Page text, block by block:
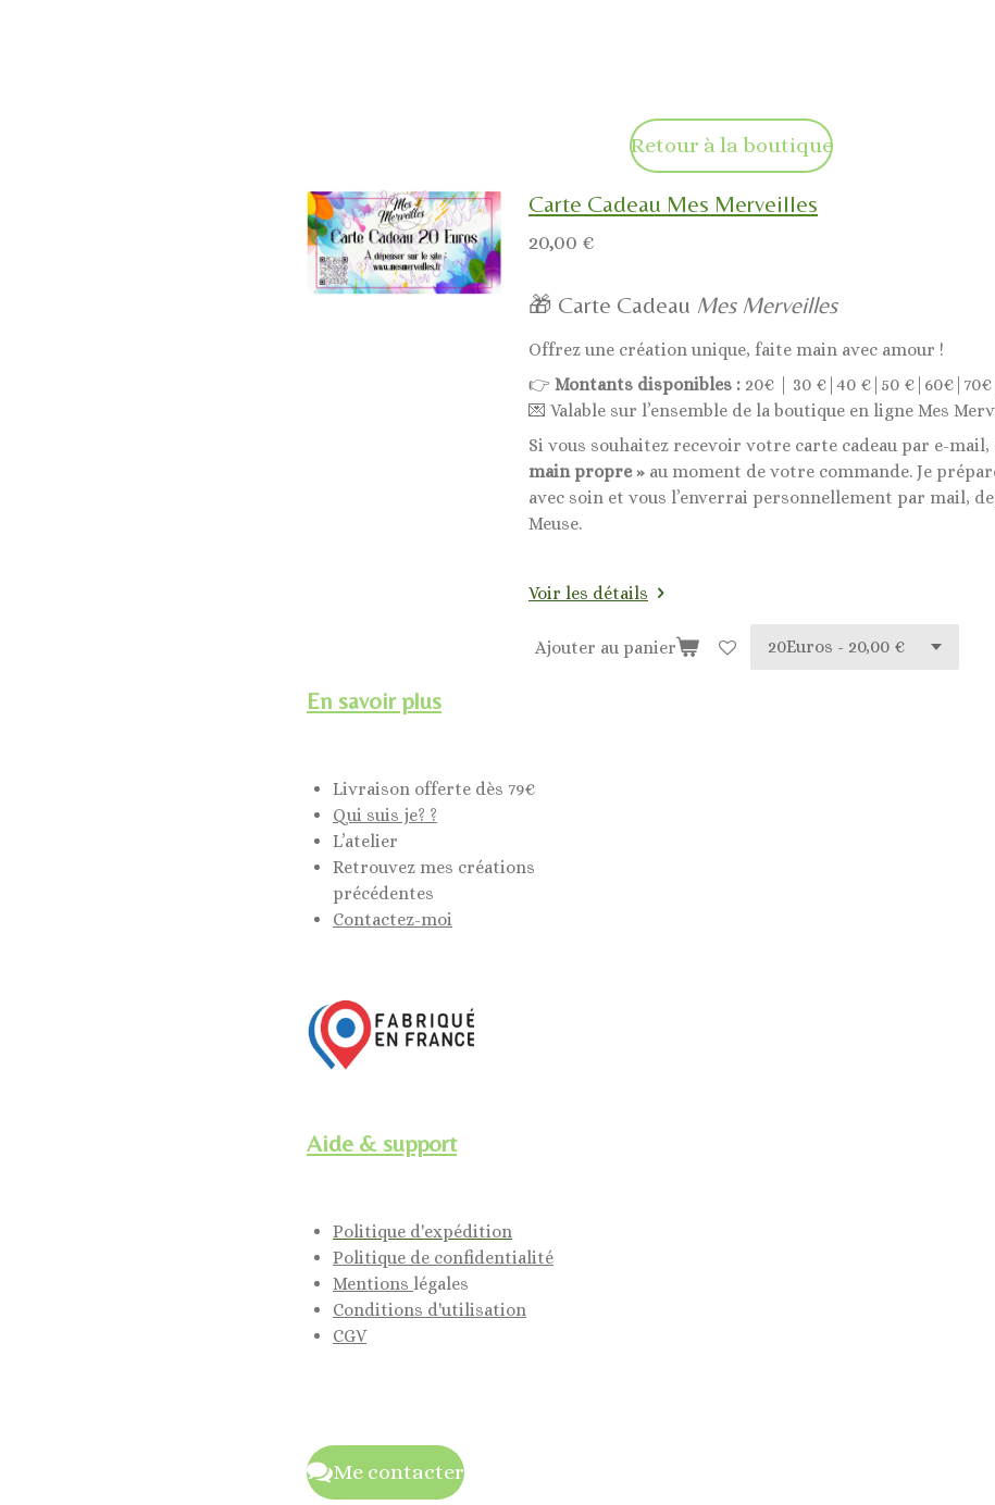
Retour à la boutique
Carte Cadeau Mes Merveilles
20,00 €
🎁 Carte Cadeau Mes Merveilles
Offrez une création unique, faite main avec amour !
👉 Montants disponibles : 20€ | 30 €|40 €|50
💌 Valable sur l’ensemble de la boutique en ligne Mes
Si vous souhaitez recevoir votre carte cadeau par e-mail,
main propre » au moment de votre commande. Je
avec soin et vous l’enverrai personnellement par mail,
Meuse.
Voir les détails
Ajouter au panier
En savoir plus
Livraison offerte dès 79€
Qui suis je? ?
L’atelier
Retrouvez mes créations
précédentes
Contactez-moi
Aide & support
Politique d'expédition
Politique de confidentialité
Mentions légales
Conditions d'utilisation
CGV
Me contacter